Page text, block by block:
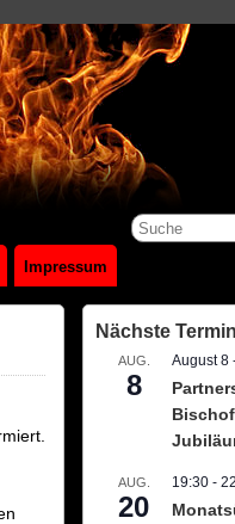
Impressum
Nächste
AUG.
8
August 8
AUG.
20
19:30 -